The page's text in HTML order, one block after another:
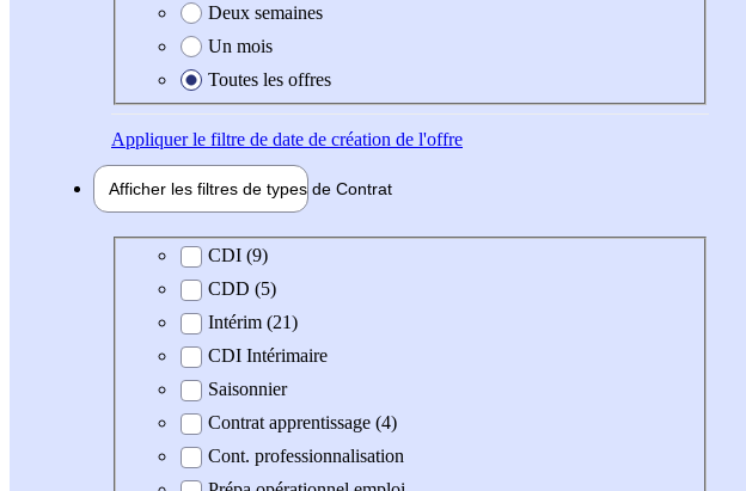
Deux semaines
Un mois
Toutes les offres
Appliquerle filtre de date de création de l'offre
Afficher les filtres de types de Contrat
Type de contrat
CDI (9)
CDD (5)
Intérim (21)
CDI Intérimaire
Saisonnier
Contrat apprentissage (4)
Cont. professionnalisation